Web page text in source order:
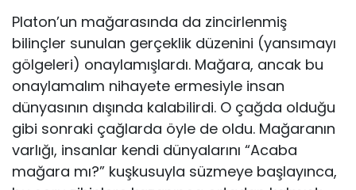
Platon’un mağarasında da zincirlenmiş
bilinçler sunulan gerçeklik dü­zenini (yansımayı
gölgeleri) onaylamışlardı. Mağara, ancak bu
onaylama­lım nihayete ermesiyle insan
dünyasının dışında kalabilirdi. O çağda ol­duğu
gibi sonraki çağlarda öyle de oldu. Mağaranın
varlığı, insanlar kendi dünyalarını “Acaba
mağara mı?” kuşkusuyla süzmeye başlayınca,